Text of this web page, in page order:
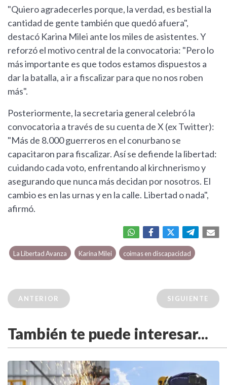
"Quiero agradecerles porque, la verdad, es bestial la
cantidad de gente también que quedó afuera",
destacó Karina Milei ante los miles de asistentes. Y
reforzó el motivo central de la convocatoria: "Pero lo
más importante es que todos estamos dispuestos a
dar la batalla, a ir a fiscalizar para que no nos roben
más".
Posteriormente, la secretaria general celebró la
convocatoria a través de su cuenta de X (ex Twitter):
"Más de 8.000 guerreros en el conurbano se
capacitaron para fiscalizar. Así se defiende la libertad:
cuidando cada voto, enfrentando al kirchnerismo y
asegurando que nunca más decidan por nosotros. El
cambio es en las urnas y en la calle. Libertad o nada",
afirmó.
La Libertad Avanza Karina Milei coimas en discapacidad
ANTERIOR SIGUIENTE
También te puede interesar...